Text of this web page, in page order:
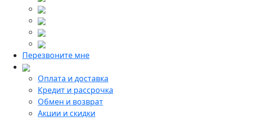
Перезвоните мне
Оплата и доставка
Кредит и рассрочка
Обмен и возврат
Акции и скидки